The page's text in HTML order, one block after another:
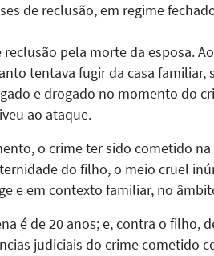
de reclusão, em regime
pela morte da esposa.
tentava fugir da casa familiar,
e drogado no momento do
ao ataque.
o crime ter sido cometido
do filho, o meio cruel
e em contexto familiar, no
é de 20 anos; e, contra o filho,
judiciais do crime cometido